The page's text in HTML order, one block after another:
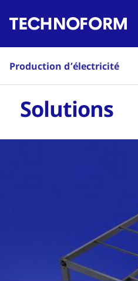
au
Production d’électricité
Solutions